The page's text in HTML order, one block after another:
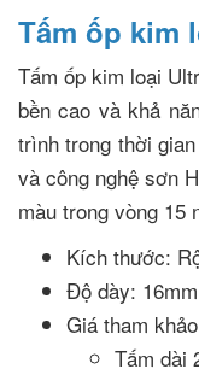
Tấm ốp kim
Tấm ốp kim loại
bền cao và khả
trình trong thời
và công nghệ sơn
màu trong vòng 15
Kích thước:
Độ dày:
Giá tham
Tấm dài